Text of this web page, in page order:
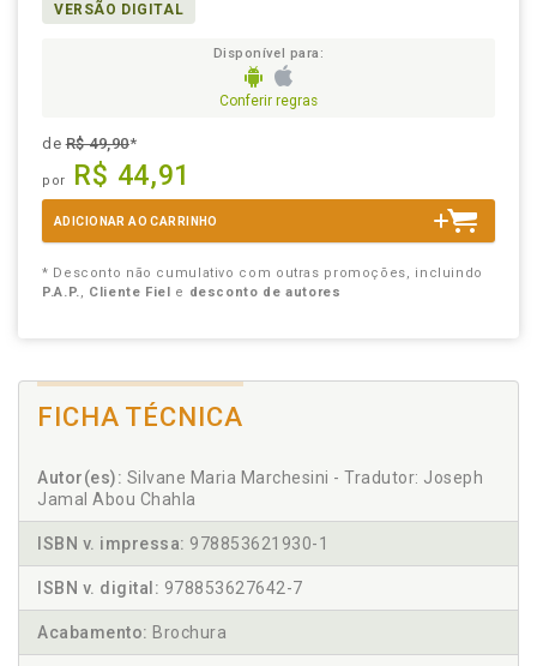
VERSÃO DIGITAL
Disponível para:
Conferir regras
deR$ 49,90*
por R$ 44,91
ADICIONAR AO CARRINHO
* Desconto não cumulativo com outras promoções, incluindo
P.A.P., Cliente Fiel e desconto de autores
FICHA TÉCNICA
Autor(es): Silvane Maria Marchesini - Tradutor: Joseph
Jamal Abou Chahla
ISBN v. impressa: 978853621930-1
ISBN v. digital: 978853627642-7
Acabamento: Brochura